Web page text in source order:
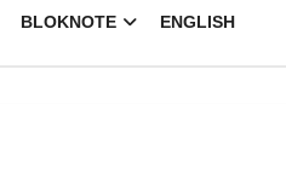
BLOKNOTE ENGLISH